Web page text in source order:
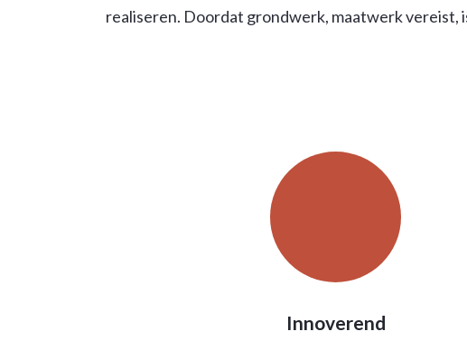
realiseren. Doordat grondwerk, maatwerk vereist,
Innoverend